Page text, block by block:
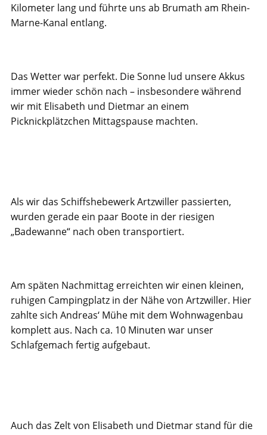
Kilometer lang und führte uns ab Brumath am Rhein-
Marne-Kanal entlang.
Das Wetter war perfekt. Die Sonne lud unsere Akkus
immer wieder schön nach – insbesondere während
wir mit Elisabeth und Dietmar an einem
Picknickplätzchen Mittagspause machten.
Als wir das Schiffshebewerk Artzwiller passierten,
wurden gerade ein paar Boote in der riesigen
„Badewanne“ nach oben transportiert.
Am späten Nachmittag erreichten wir einen kleinen,
ruhigen Campingplatz in der Nähe von Artzwiller. Hier
zahlte sich Andreas‘ Mühe mit dem Wohnwagenbau
komplett aus. Nach ca. 10 Minuten war unser
Schlafgemach fertig aufgebaut.
Auch das Zelt von Elisabeth und Dietmar stand für die